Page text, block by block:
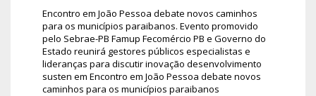
Encontro em João Pessoa debate novos caminhos
para os municípios paraibanos. Evento promovido
pelo Sebrae-PB Famup Fecomércio PB e Governo do
Estado reunirá gestores públicos especialistas e
lideranças para discutir inovação desenvolvimento
susten em Encontro em João Pessoa debate novos
caminhos para os municípios paraibanos